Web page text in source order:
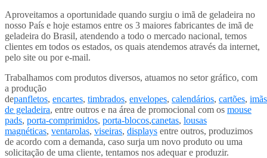
Aproveitamos a oportunidade quando surgiu o imã de geladeira no
nosso País e hoje estamos entre os 3 maiores fabricantes de imã de
geladeira do Brasil, atendendo a todo o mercado nacional, temos
clientes em todos os estados, os quais atendemos através da internet,
pelo site ou por e-mail.
Trabalhamos com produtos diversos, atuamos no setor gráfico, com
a produção
depanfletos, encartes, timbrados, envelopes, calendários, cartões, imãs
de geladeira, entre outros e na área de promocional com os mouse
pads, porta-comprimidos, porta-blocos,canetas, lousas
magnéticas, ventarolas, viseiras, displays entre outros, produzimos
de acordo com a demanda, caso surja um novo produto ou uma
solicitação de uma cliente, tentamos nos adequar e produzir.